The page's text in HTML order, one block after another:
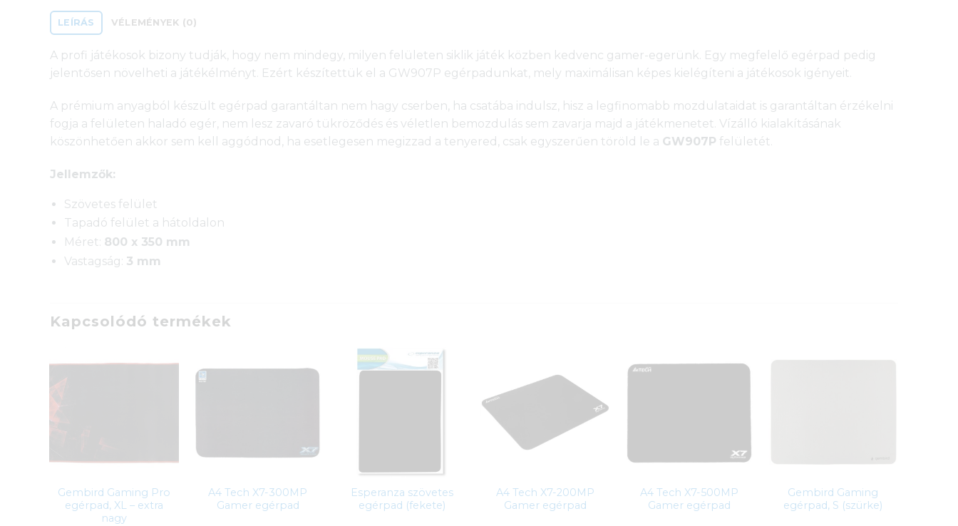
LEÍRÁS VÉLEMÉNYEK (0)
A profi játékosok bizony tudják, hogy nem mindegy, milyen felületen siklik játék közben kedvenc gamer-egerünk. Egy megfelelő egérpad pedig
jelentősen növelheti a játékélményt. Ezért készítettük el a GW907P egérpadunkat, mely maximálisan képes kielégíteni a játékosok igényeit.
A prémium anyagból készült egérpad garantáltan nem hagy cserben, ha csatába indulsz, hisz a legfinomabb mozdulataidat is garantáltan érzékelni
fogja a felületen haladó egér, nem lesz zavaró tükröződés és véletlen bemozdulás sem zavarja majd a játékmenetet. Vízálló kialakításának
köszönhetően akkor sem kell aggódnod, ha esetlegesen megizzad a tenyered, csak egyszerűen töröld le a GW907P felületét.
Jellemzők:
Szövetes felület
Tapadó felület a hátoldalon
Méret: 800 x 350 mm
Vastagság: 3 mm
Kapcsolódó termékek
Gembird Gaming Pro
egérpad, XL – extra
nagy
A4 Tech X7-300MP
Gamer egérpad
Esperanza szövetes
egérpad (fekete)
A4 Tech X7-200MP
Gamer egérpad
A4 Tech X7-500MP
Gamer egérpad
Gembird Gaming
egérpad, S (szürke)